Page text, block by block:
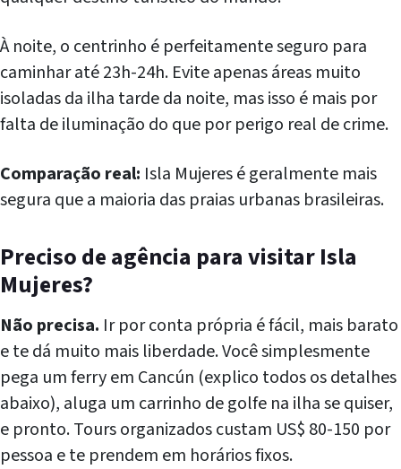
À noite, o centrinho é perfeitamente seguro para
caminhar até 23h-24h. Evite apenas áreas muito
isoladas da ilha tarde da noite, mas isso é mais por
falta de iluminação do que por perigo real de crime.
Comparação real: Isla Mujeres é geralmente mais
segura que a maioria das praias urbanas brasileiras.
Preciso de agência para visitar Isla
Mujeres?
Não precisa. Ir por conta própria é fácil, mais barato
e te dá muito mais liberdade. Você simplesmente
pega um ferry em Cancún (explico todos os detalhes
abaixo), aluga um carrinho de golfe na ilha se quiser,
e pronto. Tours organizados custam US$ 80-150 por
pessoa e te prendem em horários fixos.